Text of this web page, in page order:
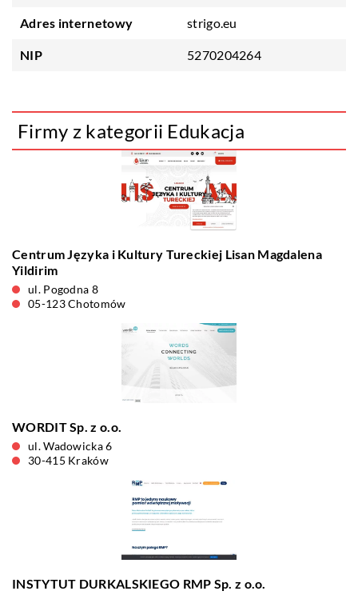
Adres internetowy strigo.eu
NIP 5270204264
Firmy z kategorii Edukacja
Centrum Języka i Kultury Tureckiej Lisan Magdalena
Yildirim
ul. Pogodna 8
05-123 Chotomów
WORDIT Sp. z o.o.
ul. Wadowicka 6
30-415 Kraków
INSTYTUT DURKALSKIEGO RMP Sp. z o.o.